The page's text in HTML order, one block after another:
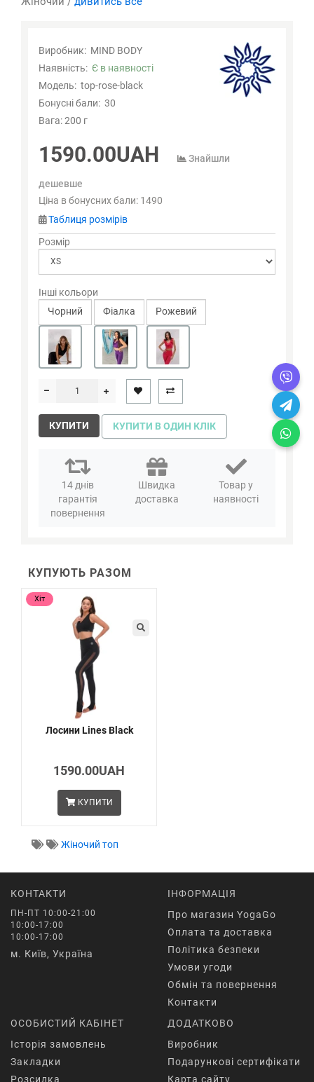
Виробник: MIND BODY
Наявність: Є в наявності
Модель: top-rose-black
Бонусні бали: 30
Вага: 200 г
1590.00UAH Знайшли
дешевше
Ціна в бонусних бали: 1490
Таблиця розмірів
Розмір
Інші кольори
Чорний
Фіалка Рожевий
КУПИТИ КУПИТИ В ОДИН КЛІК
14 днів
гарантія
повернення
Швидка
доставка
Товар у
наявності
КУПУЮТЬ РАЗОМ
Хіт
Лосини Lines Black
1590.00UAH
КУПИТИ
Жіночий топ
КОНТАКТИ
ПН-ПТ 10:00-21:00
10:00-17:00
10:00-17:00
м. Київ, Україна
ІНФОРМАЦІЯ
Про магазин YogaGo
Оплата та доставка
Політика безпеки
Умови угоди
Обмін та повернення
Контакти
ОСОБИСТИЙ КАБІНЕТ
Історія замовлень
Закладки
Розсилка
ДОДАТКОВО
Виробник
Подарункові сертифікати
Карта сайту